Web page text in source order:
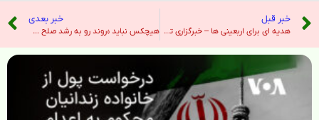
خبر قبل
هدیه ای برای اربعینی ها – خبرگزاری تسنیم
خبر بعدی
هیچکس نباید «روند رو به رشد صلح غزه» را تضعیف کند – صدای آمریکا